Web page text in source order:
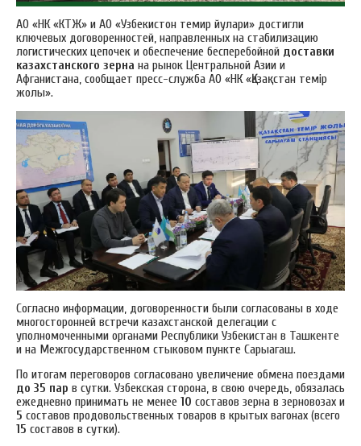
АО «НК «КТЖ» и АО «Узбекистон темир йулари» достигли
ключевых договоренностей, направленных на стабилизацию
логистических цепочек и обеспечение бесперебойной доставки
казахстанского зерна на рынок Центральной Азии и
Афганистана, сообщает пресс-служба АО «НК «Қазақстан темір
жолы».
Согласно информации, договоренности были согласованы в ходе
многосторонней встречи казахстанской делегации с
уполномоченными органами Республики Узбекистан в Ташкенте
и на Межгосударственном стыковом пункте Сарыагаш.
По итогам переговоров согласовано увеличение обмена поездами
до 35 пар в сутки. Узбекская сторона, в свою очередь, обязалась
ежедневно принимать не менее 10 составов зерна в зерновозах и
5 составов продовольственных товаров в крытых вагонах (всего
15 составов в сутки).